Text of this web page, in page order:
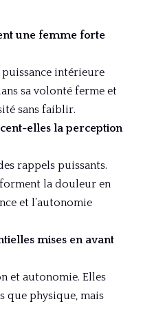
une femme forte
intérieure
sa volonté ferme et
sans faiblir.
elles la perception
rappels puissants.
la douleur en
et l’autonomie
mises en avant
et autonomie. Elles
que physique, mais